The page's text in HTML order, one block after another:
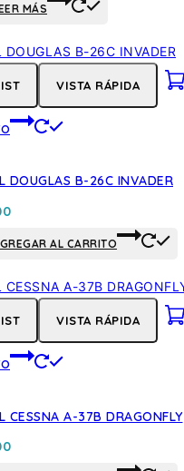
MÁS
VISTA RÁPIDA
DOUGLAS B-26C INVADER
AL CARRITO
VISTA RÁPIDA
CESSNA A-37B DRAGONFLY